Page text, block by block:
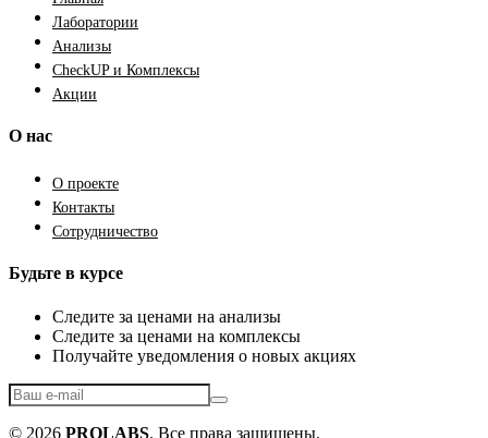
Лаборатории
Анализы
CheckUP и Комплексы
Акции
О нас
О проекте
Контакты
Сотрудничество
Будьте в курсе
Следите за ценами на анализы
Следите за ценами на комплексы
Получайте уведомления о новых акциях
© 2026 PROLABS. Все права защищены.